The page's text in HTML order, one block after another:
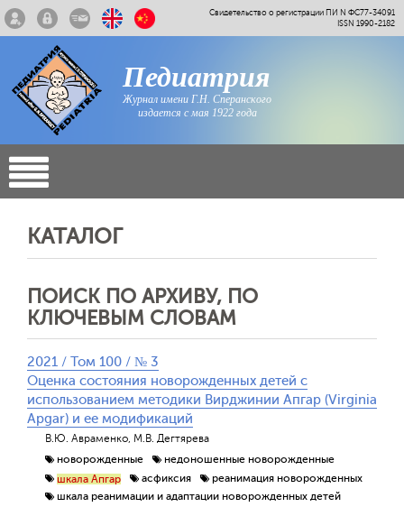
Свидетельство о регистрации ПИ N ФС77-34091
ISSN 1990-2182
Педиатрия
Журнал имени Г.Н. Сперанского
издается с мая 1922 года
КАТАЛОГ
ПОИСК ПО АРХИВУ, ПО
КЛЮЧЕВЫМ СЛОВАМ
2021 / Том 100 / № 3
Оценка состояния новорожденных детей с
использованием методики Вирджинии Апгар (Virginia
Apgar) и ее модификаций
В.Ю. Авраменко, М.В. Дегтярева
новорожденные
недоношенные новорожденные
шкала Апгар
асфиксия
реанимация новорожденных
шкала реанимации и адаптации новорожденных детей